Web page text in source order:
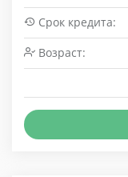
Срок кредита:
Возраст: